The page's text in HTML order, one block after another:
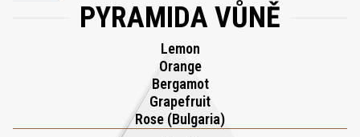
smyslné, zářící kompozice. Je to jako soumrak pozastavený v
středomořského světla, kde se vedle sametové elegance absolutu
bulharské růže třpytí sicilský grapefruit, bergamot z Reggio
Calabria, sicilský pomeranč a citron Amalfi. V srdci se svůdná
broskev Romagna mísí se zářivým jasmínem Grasse, obohaceným
PYRAMIDA VŮNĚ
Lemon
Orange
Bergamot
Grapefruit
Rose (Bulgaria)